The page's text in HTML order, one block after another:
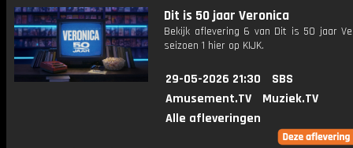
Dit is 50 jaar Veronica
Bekijk aflevering 6 van Dit is 50 jaar
seizoen 1 hier op KIJK.
29-05-2026 21:30
SBS
Amusement.TV
Muziek.TV
Alle afleveringen